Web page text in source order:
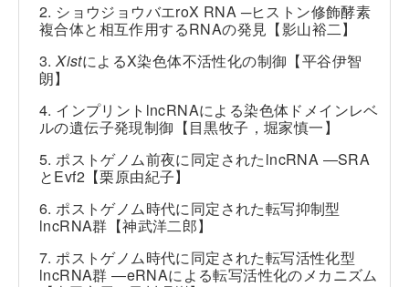
2. ショウジョウバエroX RNA ─ヒストン修飾酵素
複合体と相互作用するRNAの発見【影山裕二】
3.XistによるX染色体不活性化の制御【平谷伊智
朗】
4. インプリントlncRNAによる染色体ドメインレベ
ルの遺伝子発現制御【目黒牧子，堀家慎一】
5. ポストゲノム前夜に同定されたlncRNA ―SRA
とEvf2【栗原由紀子】
6. ポストゲノム時代に同定された転写抑制型
lncRNA群【神武洋二郎】
7. ポストゲノム時代に同定された転写活性化型
lncRNA群 ―eRNAによる転写活性化のメカニズム